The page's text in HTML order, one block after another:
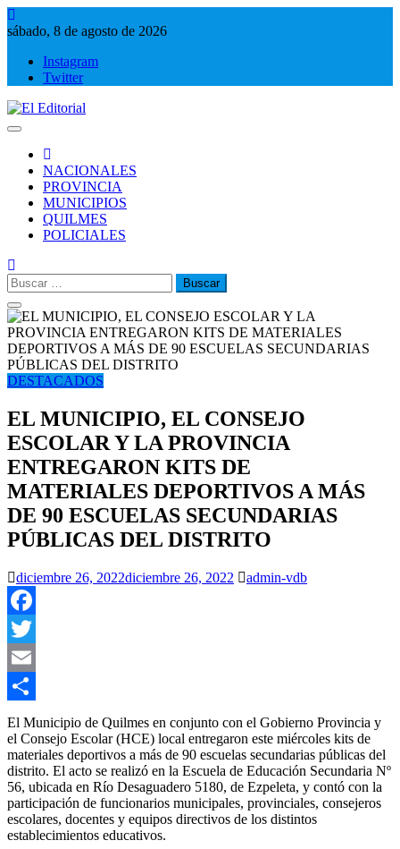
Saltar
al
sábado, 8 de agosto de 2026
Instagram
Twitter
NACIONALES
PROVINCIA
MUNICIPIOS
QUILMES
POLICIALES
Buscar:
DESTACADOS
EL MUNICIPIO, EL CONSEJO
ESCOLAR Y LA PROVINCIA
ENTREGARON KITS DE
MATERIALES DEPORTIVOS A MÁS
DE 90 ESCUELAS SECUNDARIAS
PÚBLICAS DEL DISTRITO
diciembre 26, 2022diciembre 26, 2022 admin-vdb
Facebook
Twitter
Email
Compartir
El Municipio de Quilmes en conjunto con el Gobierno Provincia y
el Consejo Escolar (HCE) local entregaron este miércoles kits de
materiales deportivos a más de 90 escuelas secundarias públicas del
distrito. El acto se realizó en la Escuela de Educación Secundaria Nº
56, ubicada en Río Desaguadero 5180, de Ezpeleta, y contó con la
participación de funcionarios municipales, provinciales, consejeros
escolares, docentes y equipos directivos de los distintos
establecimientos educativos.